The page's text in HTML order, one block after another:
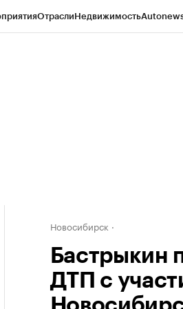
ОтраслиНедвижимость
Новосибирск
Бастрыкин
ДТП с